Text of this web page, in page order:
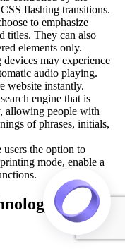
flashing transitions.
to emphasize
titles. They can also
elements only.
may experience
audio playing.
website instantly.
engine that is
allowing people with
of phrases, initials,
the option to
mode, enable a